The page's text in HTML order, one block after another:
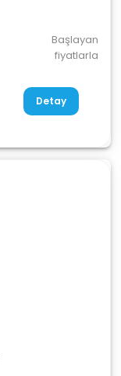
Başlayan
fiyatlarla
Detay